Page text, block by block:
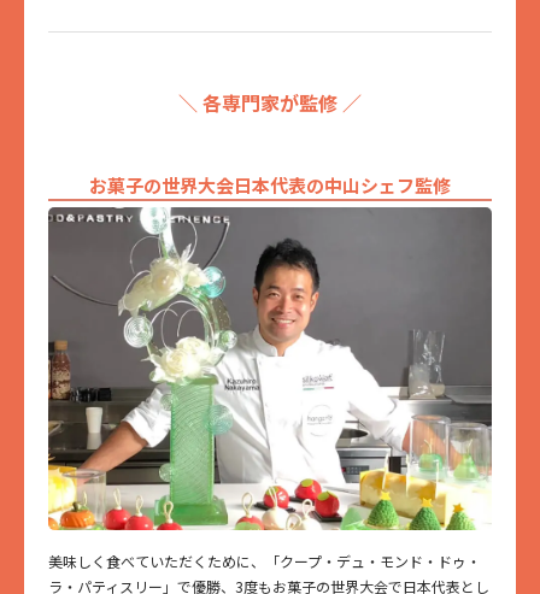
＼ 各専門家が監修 ／
お菓子の世界大会日本代表の中山シェフ監修
美味しく食べていただくために、「クープ・デュ・モンド・ドゥ・
ラ・パティスリー」で優勝、3度もお菓子の世界大会で日本代表とし